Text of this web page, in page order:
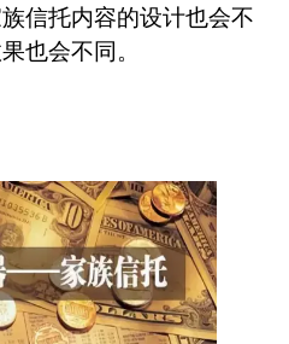
信托内容的设计也会不
也会不同。